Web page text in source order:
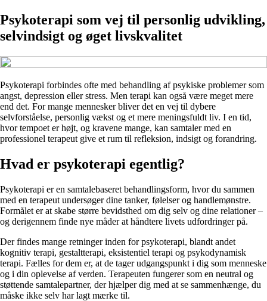
Psykoterapi som vej til personlig udvikling,
selvindsigt og øget livskvalitet
Psykoterapi forbindes ofte med behandling af psykiske problemer som
angst, depression eller stress. Men terapi kan også være meget mere
end det. For mange mennesker bliver det en vej til dybere
selvforståelse, personlig vækst og et mere meningsfuldt liv. I en tid,
hvor tempoet er højt, og kravene mange, kan samtaler med en
professionel terapeut give et rum til refleksion, indsigt og forandring.
Hvad er psykoterapi egentlig?
Psykoterapi er en samtalebaseret behandlingsform, hvor du sammen
med en terapeut undersøger dine tanker, følelser og handlemønstre.
Formålet er at skabe større bevidsthed om dig selv og dine relationer –
og derigennem finde nye måder at håndtere livets udfordringer på.
Der findes mange retninger inden for psykoterapi, blandt andet
kognitiv terapi, gestaltterapi, eksistentiel terapi og psykodynamisk
terapi. Fælles for dem er, at de tager udgangspunkt i dig som menneske
og i din oplevelse af verden. Terapeuten fungerer som en neutral og
støttende samtalepartner, der hjælper dig med at se sammenhænge, du
måske ikke selv har lagt mærke til.